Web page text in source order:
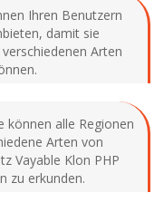
Ihren Benutzern
damit sie
Arten
können alle Regionen
Arten von
Vayable Klon PHP
zu erkunden.